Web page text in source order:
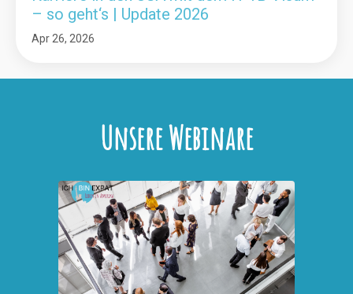
– so geht‘s | Update 2026
Apr 26, 2026
Unsere Webinare